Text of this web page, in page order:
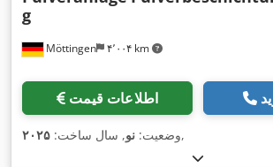
Möttingen ۴٬۰۰۴ km
g
اطلاعات قیمت
وضعیت: نو, سال ساخت: ۲۰۲۵ ,